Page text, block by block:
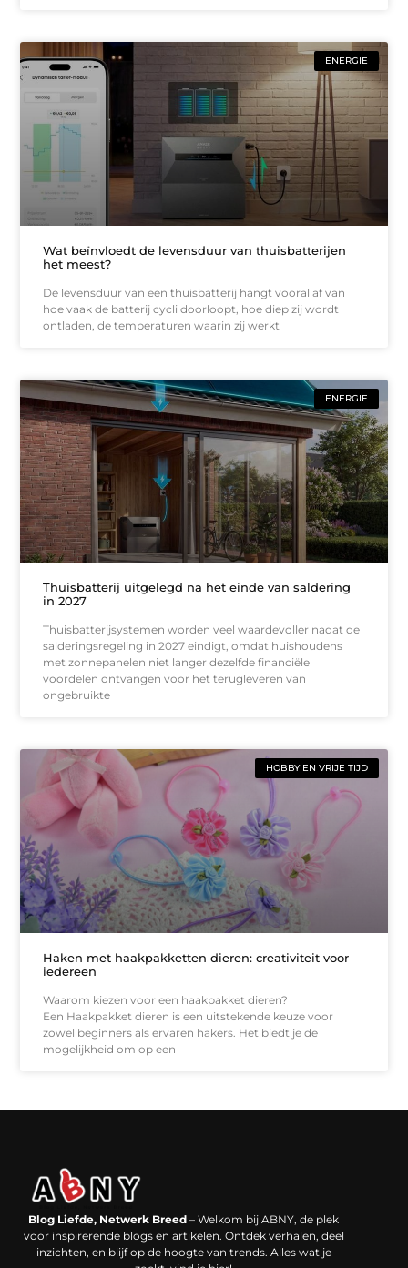
ENERGIE
Wat beïnvloedt de levensduur van thuisbatterijen
het meest?
De levensduur van een thuisbatterij hangt vooral af van
hoe vaak de batterij cycli doorloopt, hoe diep zij wordt
ontladen, de temperaturen waarin zij werkt
ENERGIE
Thuisbatterij uitgelegd na het einde van saldering
in 2027
Thuisbatterijsystemen worden veel waardevoller nadat de
salderingsregeling in 2027 eindigt, omdat huishoudens
met zonnepanelen niet langer dezelfde financiële
voordelen ontvangen voor het terugleveren van
ongebruikte
HOBBY EN VRIJE TIJD
Haken met haakpakketten dieren: creativiteit voor
iedereen
Waarom kiezen voor een haakpakket dieren?
Een Haakpakket dieren is een uitstekende keuze voor
zowel beginners als ervaren hakers. Het biedt je de
mogelijkheid om op een
Blog Liefde, Netwerk Breed – Welkom bij ABNY, de plek
voor inspirerende blogs en artikelen. Ontdek verhalen, deel
inzichten, en blijf op de hoogte van trends. Alles wat je